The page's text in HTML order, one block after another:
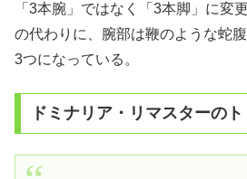
「3本腕」ではなく「3本脚」に変
の代わりに、腕部は鞭のような蛇
3つになっている。
ドミナリア・リマスターの